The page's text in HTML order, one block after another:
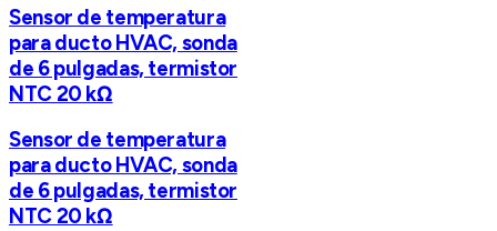
Sensor de temperatura
para ducto HVAC, sonda
de 6 pulgadas, termistor
NTC 20 kΩ
Sensor de temperatura
para ducto HVAC, sonda
de 6 pulgadas, termistor
NTC 20 kΩ